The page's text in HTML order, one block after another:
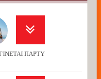
ΠΑΡΤΥ